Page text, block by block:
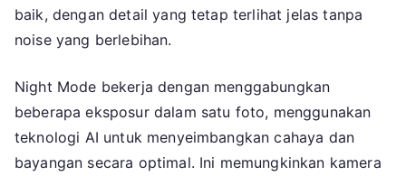
baik, dengan detail yang tetap terlihat jelas tanpa
noise yang berlebihan.
Night Mode bekerja dengan menggabungkan
beberapa eksposur dalam satu foto, menggunakan
teknologi AI untuk menyeimbangkan cahaya dan
bayangan secara optimal. Ini memungkinkan kamera